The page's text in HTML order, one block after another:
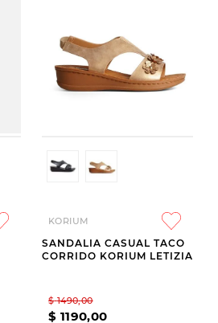
KORIUM
SANDALIA CASUAL TACO
CORRIDO KORIUM LETIZIA
$ 1490,00
$ 1190,00